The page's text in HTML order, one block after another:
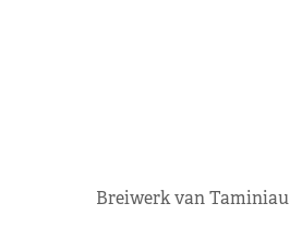
Breiwerk van Taminiau